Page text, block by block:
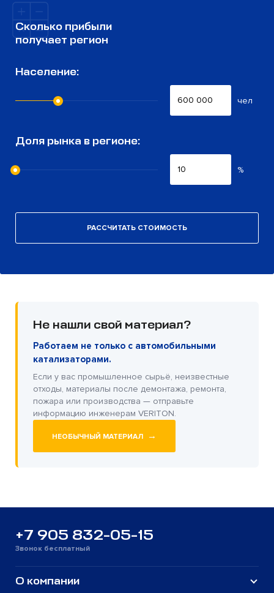
Сколько прибыли
получает регион
Население:
чел
Доля рынка в регионе:
%
РАССЧИТАТЬ СТОИМОСТЬ
Не нашли свой материал?
Работаем не только с автомобильными
катализаторами.
Если у вас промышленное сырьё, неизвестные
отходы, материалы после демонтажа, ремонта,
пожара или производства — отправьте
информацию инженерам VERITON.
НЕОБЫЧНЫЙ МАТЕРИАЛ →
+7 905 832-05-15
Звонок бесплатный
О компании